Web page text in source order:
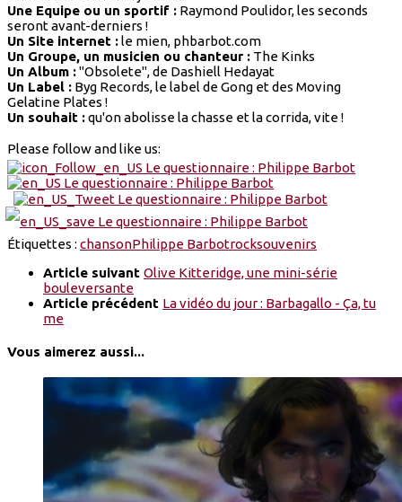
Une Equipe ou un sportif : Raymond Poulidor, les seconds
seront avant-derniers !
Un Site internet :le mien, phbarbot.com
Un Groupe, un musicien ou chanteur : The Kinks
Un Album :"Obsolete", de Dashiell Hedayat
Un Label : Byg Records, le label de Gong et des Moving
Gelatine Plates !
Un souhait :qu'on abolisse la chasse et la corrida, vite !
Please follow and like us:
Étiquettes : chansonPhilippe Barbotrocksouvenirs
Article suivant Olive Kitteridge, une mini-série
bouleversante
Article précédent La vidéo du jour : Barbagallo - Ça, tu
me
Vous aimerez aussi...